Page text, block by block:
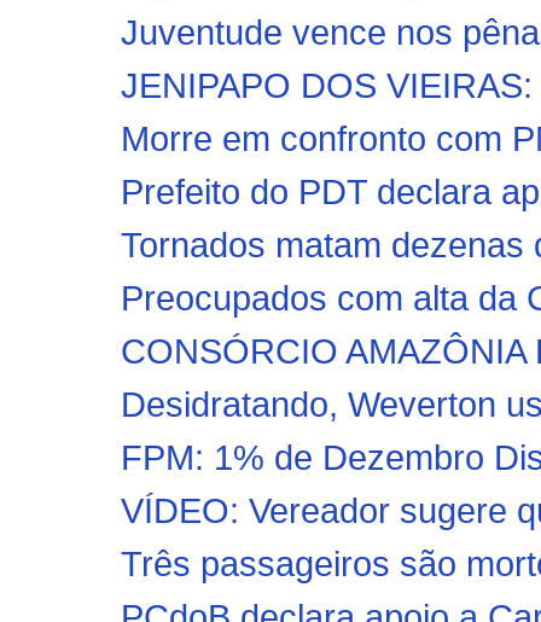
Juventude vence nos
JENIPAPO DOS
Morre em confronto com
Prefeito do PDT declara
Tornados matam
Preocupados com alta da
CONSÓRCIO
Desidratando, Weverton
FPM: 1% de Dezembro
VÍDEO: Vereador sugere
Três passageiros são